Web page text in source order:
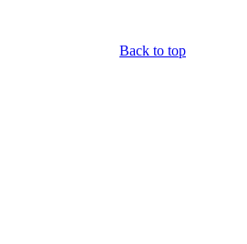
Back to top